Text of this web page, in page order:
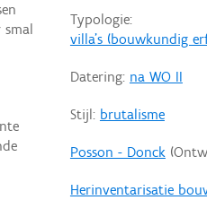
Typologie:
villa's (bouwkundig
Datering: na WO II
Stijl: brutalisme
Posson - Donck
Herinventarisatie